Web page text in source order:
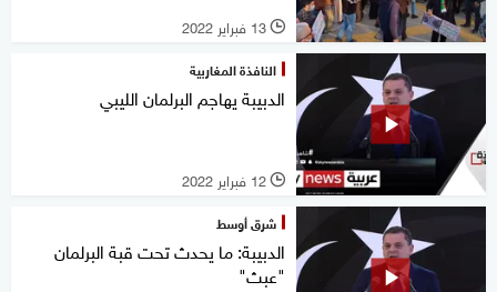
l 13 فبراير 2022
النافذة المغاربية
الدبيبة يهاجم البرلمان الليبي
l 12 فبراير 2022
شرق أوسط
الدبيبة: ما يحدث تحت قبة البرلمان
"عبث"